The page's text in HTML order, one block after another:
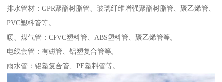
排水管材：GPR聚酯树脂管、玻璃纤维增强聚酯树脂管、聚乙烯管、
PVC塑料管等。
暖、煤气管：CPVC塑料管、ABS塑料管、聚乙烯管等。
电线套管：有磁管、铝塑复合管等。
雨水管：铝塑复合管、PE塑料管等。